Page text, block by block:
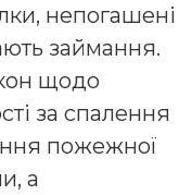
непогашені
займання.
щодо
за спалення
пожежної
а